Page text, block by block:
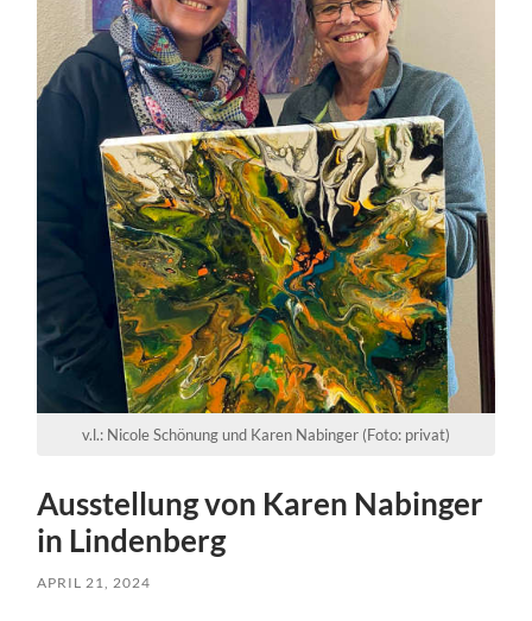
v.l.: Nicole Schönung und Karen Nabinger (Foto: privat)
Ausstellung von Karen Nabinger
in Lindenberg
APRIL 21, 2024